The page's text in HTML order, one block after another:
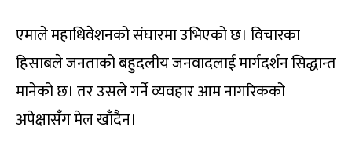
एमाले महाधिवेशनको संघारमा उभिएको छ। विचारका
हिसाबले जनताको बहुदलीय जनवादलाई मार्गदर्शन सिद्धान्त
मानेको छ। तर उसले गर्ने व्यवहार आम नागरिकको
अपेक्षासँग मेल खाँदैन।